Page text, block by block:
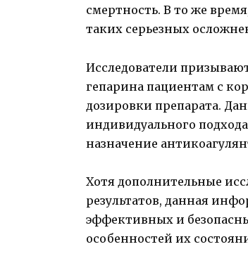
смертность. В то же
таких серьезных
Исследователи
гепарина пациентам с
дозировки препарата.
индивидуального
назначение
Хотя дополнительные
результатов, данная
эффективных и
особенностей их